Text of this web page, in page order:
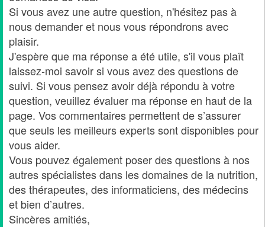
Si vous avez une autre question, n'hésitez pas à
nous demander et nous vous répondrons avec
plaisir.
J'espère que ma réponse a été utile, s'il vous plaît
laissez-moi savoir si vous avez des questions de
suivi. Si vous pensez avoir déjà répondu à votre
question, veuillez évaluer ma réponse en haut de la
page. Vos commentaires permettent de s’assurer
que seuls les meilleurs experts sont disponibles pour
vous aider.
Vous pouvez également poser des questions à nos
autres spécialistes dans les domaines de la nutrition,
des thérapeutes, des informaticiens, des médecins
et bien d’autres.
Sincères amitiés,